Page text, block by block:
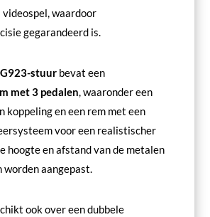
waardoor
gegarandeerd is.
stuur bevat een
met 3 pedalen, waaronder een
koppeling en een rem met een
voor een realistischer
hoogte en afstand van de metalen
worden aangepast.
ook over een dubbele